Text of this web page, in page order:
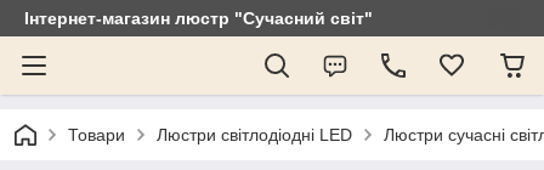
Інтернет-магазин люстр "Сучасний світ"
Товари Люстри світлодіодні LED Люстри сучасні